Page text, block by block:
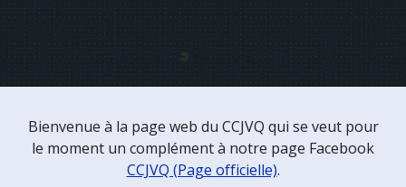
Bienvenue à la page web du CCJVQ qui se veut pour
le moment un complément à notre page Facebook
CCJVQ (Page officielle).